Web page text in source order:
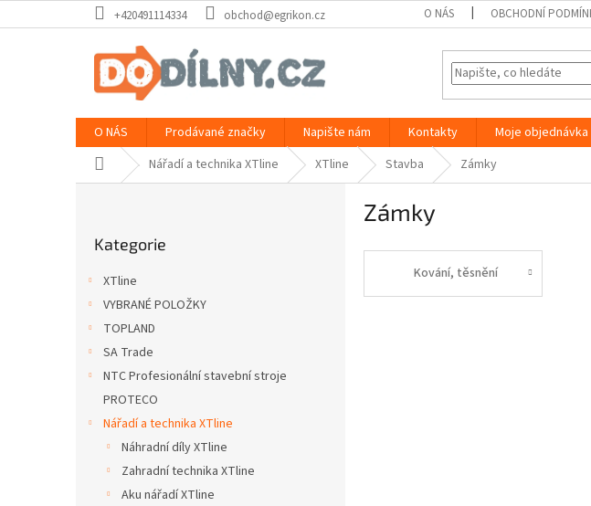
na
+420491114334 obchod@egrikon.cz O NÁS OBCHODNÍ
O NÁS Prodávané značky Napište nám Kontakty
Moje objednávka
Domů Nářadí a technika XTline XTline Stavba Zámky
kategorie
Kategorie
XTline
VYBRANÉ POLOŽKY
TOPLAND
SA Trade
NTC Profesionální stavební stroje
PROTECO
Nářadí a technika XTline
Náhradní díly XTline
Zahradní technika XTline
Aku nářadí XTline
Zámky
Kování, těsnění